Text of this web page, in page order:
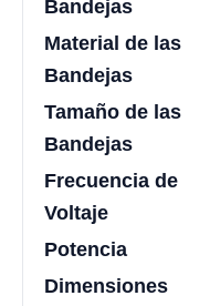
Bandejas
Material de las
Bandejas
Tamaño de las
Bandejas
Frecuencia de
Voltaje
Potencia
Dimensiones